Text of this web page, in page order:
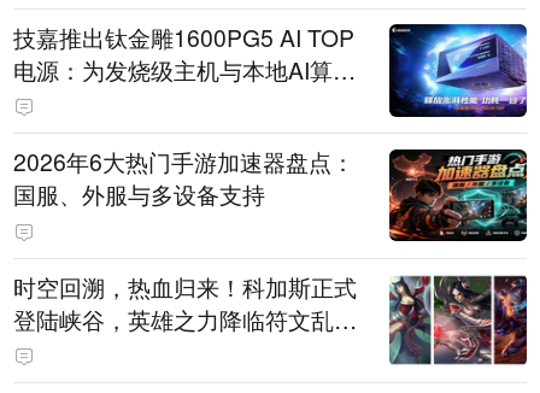
技嘉推出钛金雕1600PG5 AI TOP
电源：为发烧级主机与本地AI算力
打造旗舰供电方案
2026年6大热门手游加速器盘点：
国服、外服与多设备支持
时空回溯，热血归来！科加斯正式
登陆峡谷，英雄之力降临符文乱
斗！